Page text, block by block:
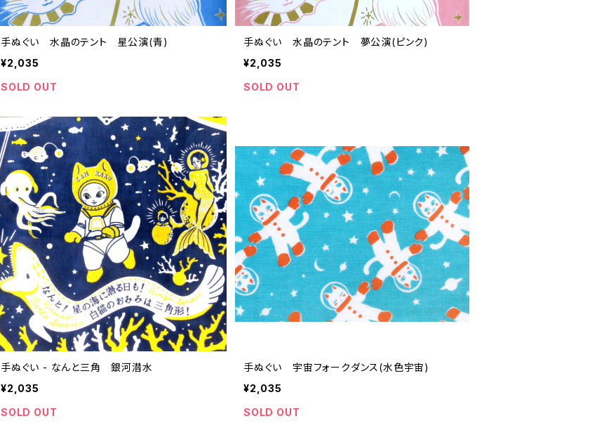
手ぬぐい 水晶のテント 星公演(青)
¥2,035
SOLD OUT
手ぬぐい 水晶のテント 夢公演(ピンク)
¥2,035
SOLD OUT
手ぬぐい - なんと三角 銀河潜水
¥2,035
SOLD OUT
手ぬぐい 宇宙フォークダンス(水色宇宙)
¥2,035
SOLD OUT